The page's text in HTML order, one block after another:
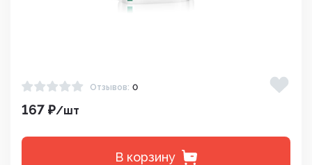
Отзывов: 0
167 ₽/шт
В корзину